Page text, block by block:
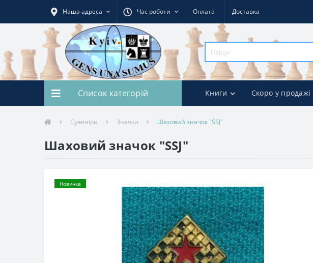
Наша адреса Час роботи Оплата Доставка
Список категорій Книги Скоро у продажі
Сувеніри Значки Шаховий значок "SSJ"
Шаховий значок "SSJ"
Новинка